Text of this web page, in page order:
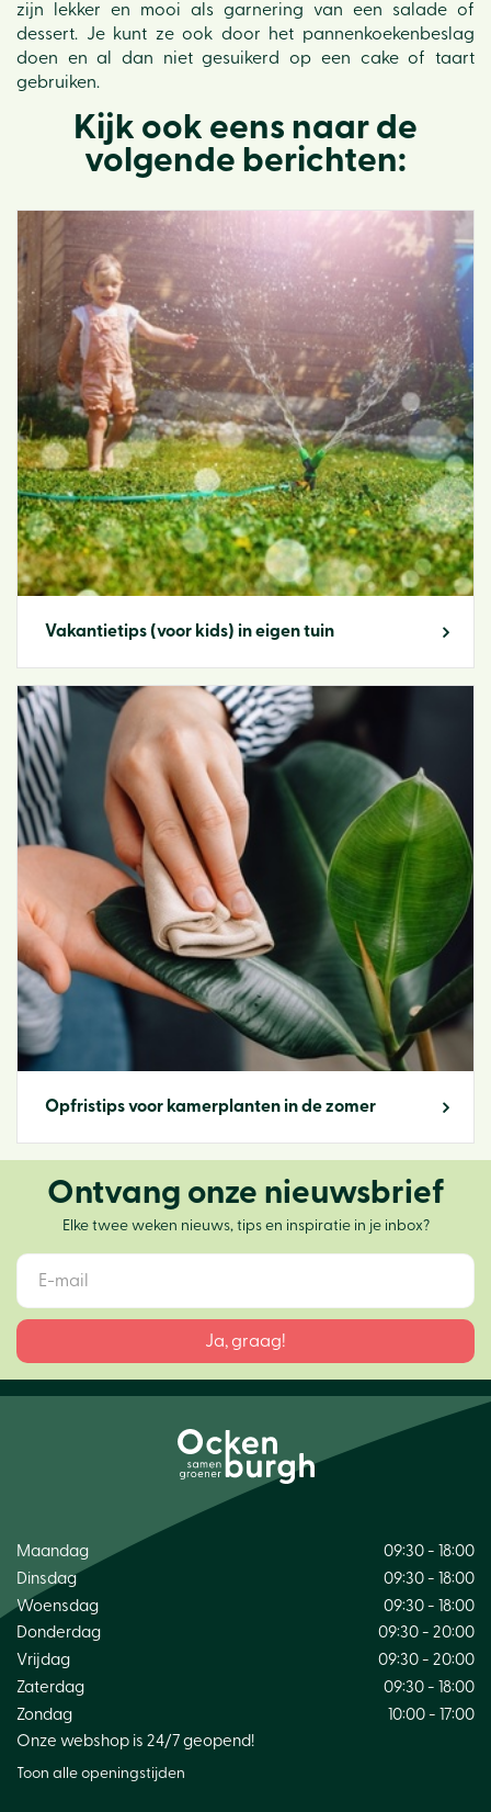
zijn lekker en mooi als garnering van een salade of
dessert. Je kunt ze ook door het pannenkoekenbeslag
doen en al dan niet gesuikerd op een cake of taart
gebruiken.
Kijk ook eens naar de
volgende berichten:
Vakantietips (voor kids) in eigen tuin
Opfristips voor kamerplanten in de zomer
Ontvang onze nieuwsbrief
Elke twee weken nieuws, tips en inspiratie in je inbox?
Maandag
09:30 - 18:00
Dinsdag
09:30 - 18:00
Woensdag
09:30 - 18:00
Donderdag
09:30 - 20:00
Vrijdag
09:30 - 20:00
Zaterdag
09:30 - 18:00
Zondag
10:00 - 17:00
Onze webshop is 24/7 geopend!
Toon alle openingstijden